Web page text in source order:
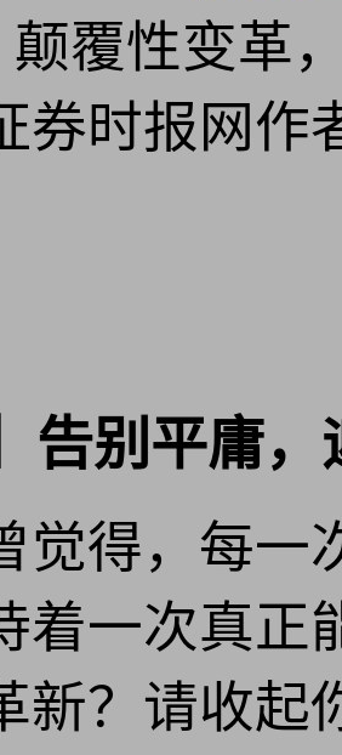
颠覆性变革
券时报网作
告别平庸
觉得，每一
着一次真正
新？请收起